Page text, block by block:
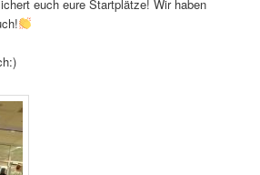
euch eure Startplätze! Wir haben